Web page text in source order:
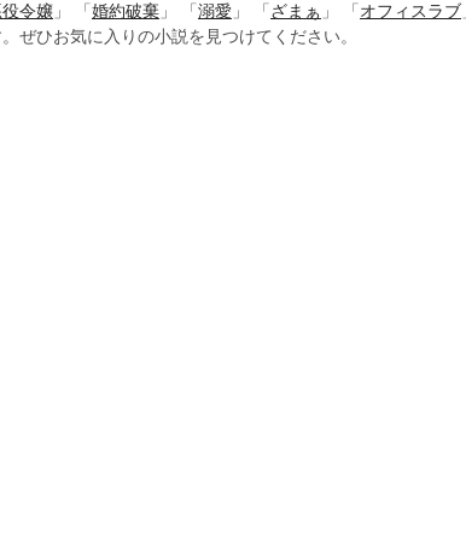
令嬢 」 「 婚約破棄 」 「 溺愛 」 「 ざまぁ 」 「 オフィスラブ
ぜひお気に入りの小説を見つけてください。